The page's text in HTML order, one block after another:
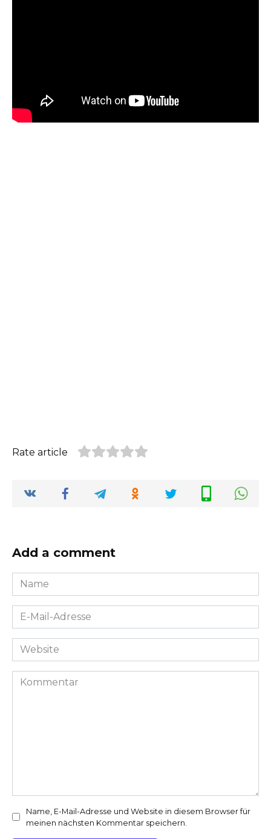
Rate article
Add a comment
Name
*
E-
Mail-
Adresse
Website
Kommentar
Name, E-Mail-Adresse und Website in diesem Browser für
meinen nächsten Kommentar speichern.